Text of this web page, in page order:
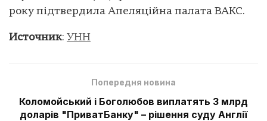
року підтвердила Апеляційна палата ВАКС.
Источник: УНН
Попередня новина
Коломойський і Боголюбов виплатять 3 млрд
доларів "ПриватБанку" – рішення суду Англії